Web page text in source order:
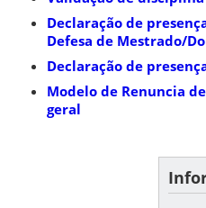
Declaração de
Defesa de Mestrado/
Declaração de
Modelo de Renuncia
geral